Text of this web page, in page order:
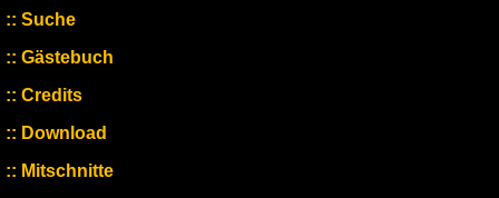
Suche
Gästebuch
Credits
Download
Mitschnitte